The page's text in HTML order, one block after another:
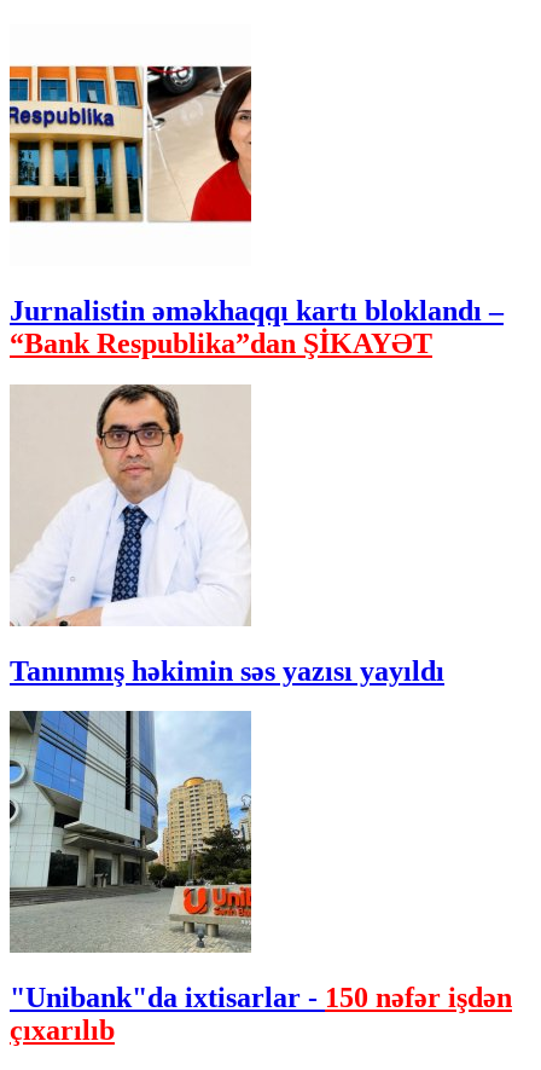
Jurnalistin əməkhaqqı kartı bloklandı –
“Bank Respublika”dan ŞİKAYƏT
Tanınmış həkimin səs yazısı yayıldı
"Unibank"da ixtisarlar - 150 nəfər işdən
çıxarılıb